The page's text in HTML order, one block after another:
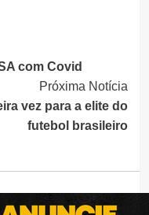
com Covid
Próxima Notícia
vez para a elite do
futebol brasileiro